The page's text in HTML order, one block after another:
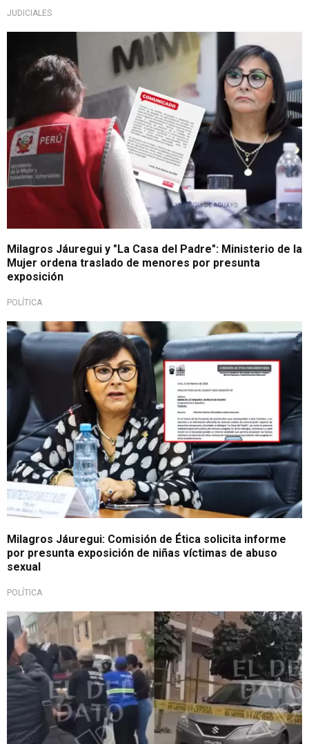
JUDICIALES
Medidas tras denuncias
Milagros Jáuregui y "La Casa del Padre": Ministerio de la
Mujer ordena traslado de menores por presunta
exposición
POLÍTICA
Por caso de menores
Milagros Jáuregui: Comisión de Ética solicita informe
por presunta exposición de niñas víctimas de abuso
sexual
POLÍTICA
Nadie se salva